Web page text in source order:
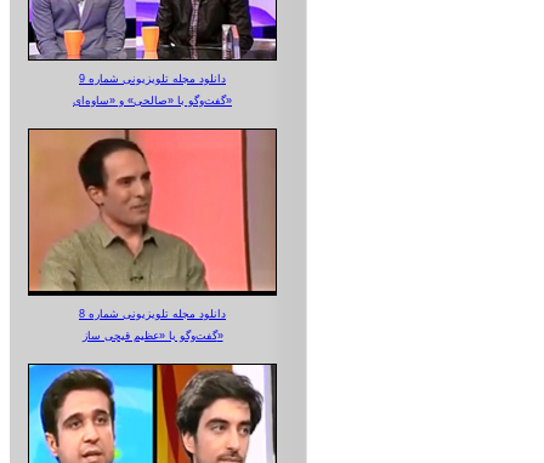
دانلود مجله تلویزیونی شماره 9
گفت‌وگو با «صالحی» و «ساوه‌ای»
دانلود مجله تلویزیونی شماره 8
گفت‌وگو با «عظیم قیچی ساز»